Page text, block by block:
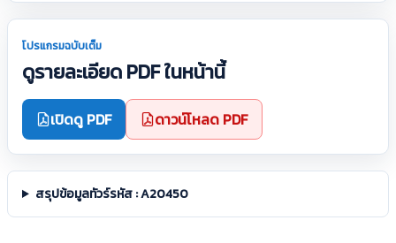
โปรแกรมฉบับเต็ม
ดูรายละเอียด PDF ในหน้านี้
เปิดดู PDF ดาวน์โหลด PDF
สรุปข้อมูลทัวร์รหัส : A20450